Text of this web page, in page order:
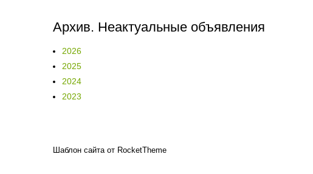
Архив. Неактуальные объявления
2026
2025
2024
2023
Шаблон сайта от RocketTheme